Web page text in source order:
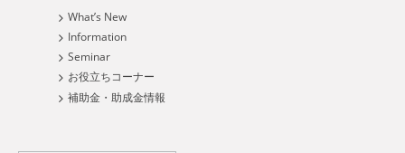
What’s New
Information
Seminar
お役立ちコーナー
補助金・助成金情報